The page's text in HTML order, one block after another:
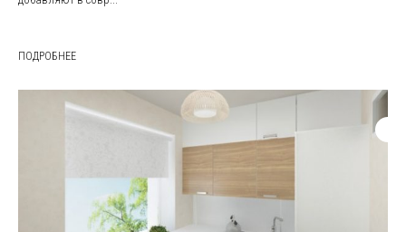
ПОДРОБНЕЕ